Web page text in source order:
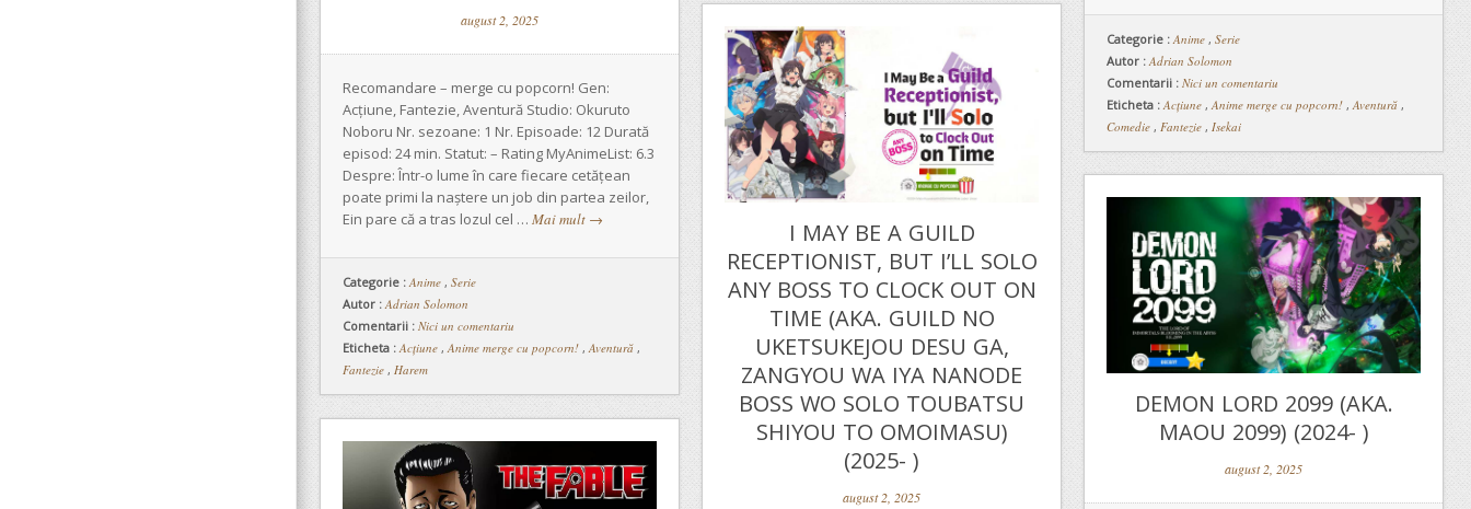
Categorie :Anime , Serie
Autor : Adrian Solomon
Comentarii : Nici un comentariu
Eticheta : Acțiune ,Anime merge cu popcorn! ,Aventură ,
Comedie , Fantezie , Isekai
august 2, 2025
Recomandare – merge cu popcorn! Gen:
Acțiune, Fantezie, Aventură Studio: Okuruto
Noboru Nr. sezoane: 1 Nr. Episoade: 12 Durată
episod: 24 min. Statut: – Rating MyAnimeList: 6.3
Despre: Într-o lume în care fiecare cetățean
poate primi la naștere un job din partea zeilor,
Ein pare că a tras lozul cel … Mai mult →
Categorie :Anime , Serie
Autor : Adrian Solomon
Comentarii : Nici un comentariu
Eticheta : Acțiune ,Anime merge cu popcorn! ,Aventură ,
Fantezie , Harem
I MAY BE A GUILD
RECEPTIONIST, BUT I’LL SOLO
ANY BOSS TO CLOCK OUT ON
TIME (AKA. GUILD NO
UKETSUKEJOU DESU GA,
ZANGYOU WA IYA NANODE
BOSS WO SOLO TOUBATSU
SHIYOU TO OMOIMASU)
(2025- )
august 2, 2025
DEMON LORD 2099 (AKA.
MAOU 2099) (2024- )
august 2, 2025